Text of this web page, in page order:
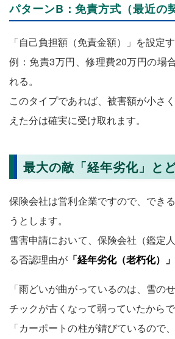
パターンB：免責方式（最近の
「自己負担額（免責金額）」を設定
例：免責3万円、修理費20万円の場
れる。
このタイプであれば、被害額が小さ
えた分は確実に受け取れます。
最大の敵「経年劣化」と
保険会社は営利企業ですので、でき
うとします。
雪害申請において、保険会社（鑑定
る否認理由が 「経年劣化（老朽化）」
「雨どいが曲がっているのは、雪の
チックが古くなって弱っていたから
「カーポートの柱が錆びているので